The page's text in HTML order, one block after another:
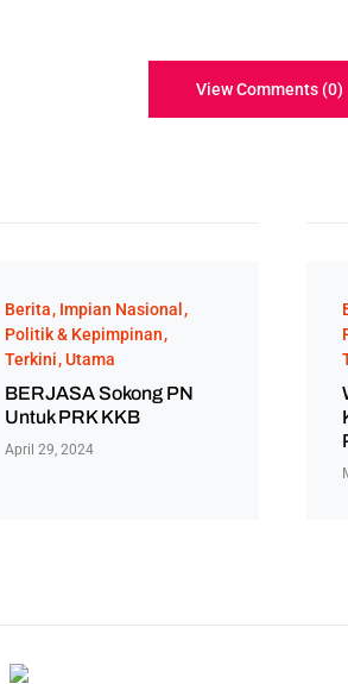
View Comments (0)
Berita Impian Nasional
Politik & Kepimpinan
Terkini Utama
BERJASA Sokong PN
Untuk PRK KKB
April 29, 2024